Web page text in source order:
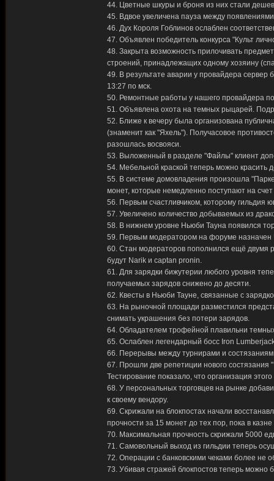
44. Цветные шкуры и броня из них стали
45. Вдвое увеличена пауза между
46. Дух Короля Гоблинов ослаблен
47. Объявлен победитель конкурса "Культ
48. Закрыта возможность прилочивать
строений, принадлежащих одному хозяину
49. В результате аварии у провайдера сервер
13:27 по мск.
50. Ремонтные работы у нашего провайдера
51. Объявлена охота на темных рыцарей.
52. Ближе к вечеру была организована
(знаменит как "Яхель"). Получасовое
разошлась восвояси.
53. Выложенный в разделе "Файлы" клиент
54. Мебельной краской теперь можно красить
55. В системе домовладения произошла
монет, которые немедленно поступают на
56. Первым счастливчиком, которому гильдия
57. Увеличено количество добываемых из
58. В нижнем уровне Ньюби Тауна появился
59. Первым модератором на форуме назначен
60. Стан модераторов пополнился ещё двумя
будут Narik и captan pronin.
61. Для зарядки бижутерии любого уровня
получаемых зарядов снижено до десяти.
62. Квесты в Ньюби Тауне, связанные с
63. На рыночной площади разместился
снимать украшения без потери зарядов.
64. Обладателем трофейной плавильни
65. Ослаблен легендарный босс Iron
66. Перерывы между турнирами и
67. Прошли две репетиции нового состязания
Тестирование показало, что организация
68. У персональных торговцев на рынке
к своему вендору.
69. Скрижали на блокпостах начали
прочности за 15 монет до тех пор, пока в казне
70. Максимальная прочность скрижали 5000
71. Самовольный выход из гильдии теперь
72. Операции с банковскими чеками более не
73. Убивая стражей блокпостов теперь можно